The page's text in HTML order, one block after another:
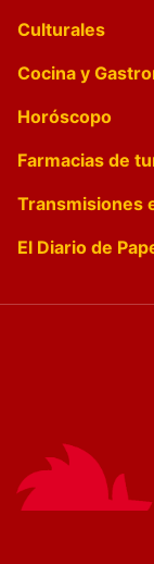
Culturales
Cocina y
Horóscopo
Farmacias de
Transmisiones
El Diario de